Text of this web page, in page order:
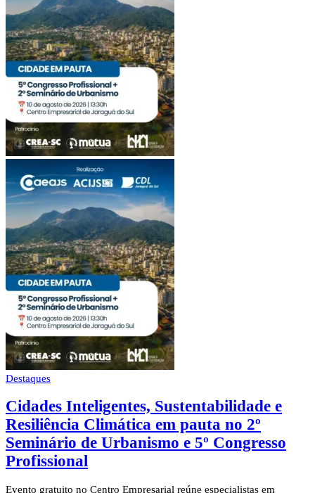
Destaques
Cidades Inteligentes, Sustentabilidade e
Resiliência Climática em pauta no 2º
Seminário de Urbanismo e 5º Congresso
Profissional
Evento gratuito no Centro Empresarial reúne especialistas em